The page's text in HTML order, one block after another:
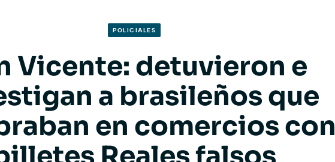
POLICIALES
Vicente: detuvieron e
a brasileños que
en comercios con